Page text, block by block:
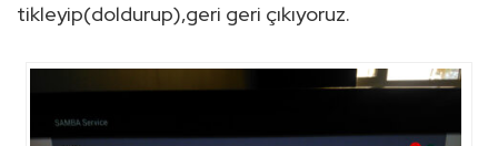
tikleyip(doldurup),geri geri çıkıyoruz.